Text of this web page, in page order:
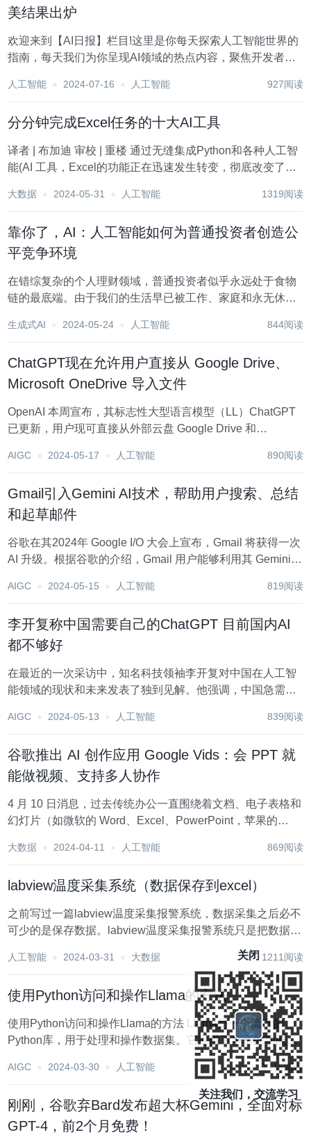
美结果出炉
欢迎来到【AI日报】栏目!这里是你每天探索人工智能世界的
指南，每天我们为你呈现AI领域的热点内容，聚焦开发者，
了解：https://top.aibase.com/ 1、争气！Claude 3.5 S...
人工智能 2024-07-16 人工智能 927阅读
分分钟完成Excel任务的十大AI工具
译者 | 布加迪 审校 | 重楼 通过无缝集成Python和各种人工智
能(AI 工具，Excel的功能正在迅速发生转变，彻底改变了工
Excel因此迎来了重大升级。这意味着开发人员和数据分析师
大数据 2024-05-31 人工智能 1319阅读
靠你了，AI：人工智能如何为普通投资者创造公
平竞争环境
在错综复杂的个人理财领域，普通投资者似乎永远处于食物
链的最底端。由于我们的生活早已被工作、家庭和永无休止
戏规则复杂、耗时且往往不够透明，只有那些坐拥资源、能
生成式AI 2024-05-24 人工智能 844阅读
ChatGPT现在允许用户直接从 Google Drive、
Microsoft OneDrive 导入文件
OpenAI 本周宣布，其标志性大型语言模型（LL）ChatGPT
已更新，用户现可直接从外部云盘 Google Drive 和
Team 和 Enterprise 用户，...
AIGC 2024-05-17 人工智能 890阅读
​Gmail引入Gemini AI技术，帮助用户搜索、总结
和起草邮件
谷歌在其2024年 Google I/O 大会上宣布，Gmail 将获得一次
AI 升级。根据谷歌的介绍，Gmail 用户能够利用其 Gemini
的任务，例如帮助用户处理电子商务退货，通过搜索...
AIGC 2024-05-15 人工智能 819阅读
李开复称中国需要自己的ChatGPT 目前国内AI
都不够好
在最近的一次采访中，知名科技领袖李开复对中国在人工智
能领域的现状和未来发表了独到见解。他强调，中国急需拥
泛采用和投资。 李开复指出，相较于美国用户早已体验到的
AIGC 2024-05-13 人工智能 839阅读
谷歌推出 AI 创作应用 Google Vids：会 PPT 就
能做视频、支持多人协作
4 月 10 日消息，过去传统办公一直围绕着文档、电子表格和
幻灯片（如微软的 Word、Excel、PowerPoint，苹果的
Slides）。现在，谷歌想要增加一个名为...
大数据 2024-04-11 人工智能 869阅读
labview温度采集系统（数据保存到excel）
之前写过一篇labview温度采集报警系统，数据采集之后必不
可少的是保存数据。labview温度采集报警系统只是把数据显
示到波形图表上，并没有实现保存数据这一功能。 1.先创建
一个文件夹（命名为温度采集）专门用来保存数据，所有保
人工智能 2024-03-31 大数据 1211阅读
使用Python访问和操作Llama的方法
使用Python访问和操作Llama的方法 Llama是一个流行的
Python库，用于处理和操作数据集。它提供了丰富的功能和
工具，使我们能够轻松地对数据进行处理、转换和分析。本
文将介绍如何使用Python来访问和使用Llama库，并提供相
AIGC 2024-03-30 人工智能 1116阅读
刚刚，谷歌弃Bard发布超大杯Gemini，全面对标
GPT-4，前2个月免费！
关闭
关注我们，交流学习